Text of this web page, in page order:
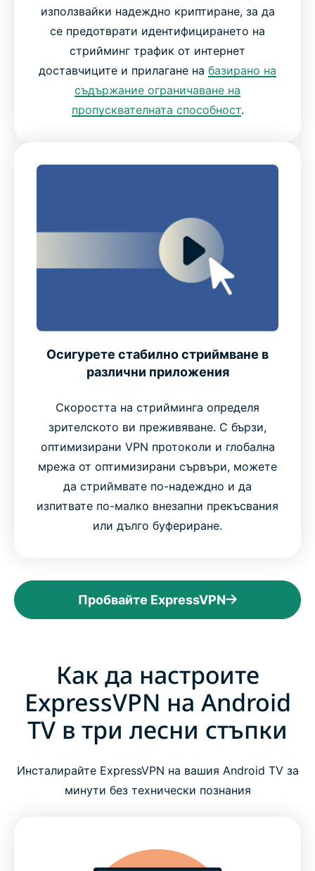
използвайки надеждно криптиране, за да
се предотврати идентифицирането на
стрийминг трафик от интернет
доставчиците и прилагане на базирано на
съдържание ограничаване на
пропусквателната способност.
Осигурете стабилно стриймване в
различни приложения
Скоростта на стрийминга определя
зрителското ви преживяване. С бързи,
оптимизирани VPN протоколи и глобална
мрежа от оптимизирани сървъри, можете
да стриймвате по-надеждно и да
изпитвате по-малко внезапни прекъсвания
или дълго буфериране.
Пробвайте ExpressVPN
Как да настроите
ExpressVPN на Android
TV в три лесни стъпки
Инсталирайте ExpressVPN на вашия Android TV за
минути без технически познания